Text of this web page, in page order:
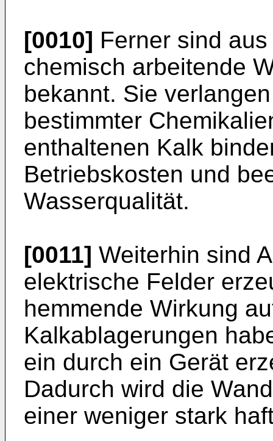
[0010] Ferner sind
chemisch arbeitende
bekannt. Sie
bestimmter
enthaltenen Kalk
Betriebskosten und
Wasserqualität.
[0011] Weiterhin sind
elektrische Felder
hemmende Wirkung
Kalkablagerungen
ein durch ein Gerät
Dadurch wird die
einer weniger stark